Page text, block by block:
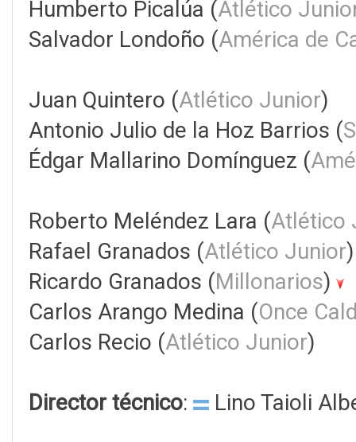
Humberto Picalúa (Atlético
Salvador Londoño (América de
Juan Quintero (Atlético Junior)
Antonio Julio de la Hoz Barrios (
Édgar Mallarino Domínguez (
Roberto Meléndez Lara (Atlético
Rafael Granados (Atlético Junior
Ricardo Granados (Millonarios)
Carlos Arango Medina (Once
Carlos Recio (Atlético Junior)
Director técnico: Lino Taioli